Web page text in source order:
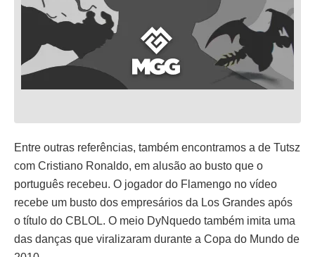
Entre outras referências, também encontramos a de Tutsz
com Cristiano Ronaldo, em alusão ao busto que o
português recebeu. O jogador do Flamengo no vídeo
recebe um busto dos empresários da Los Grandes após
o título do CBLOL. O meio DyNquedo também imita uma
das danças que viralizaram durante a Copa do Mundo de